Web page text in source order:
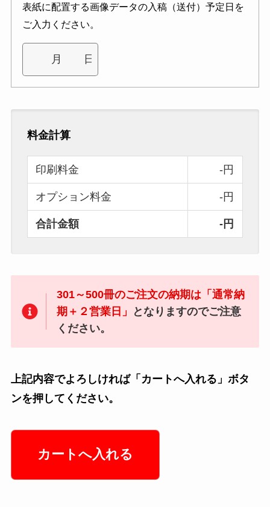
表紙に配置する画像データの入稿（送付）予定日を
ご入力ください。
料金計算
印刷料金 -円
オプション料金 -円
合計金額 -円
301～500冊のご注文の納期は「通常納
期＋２営業日」
となりますのでご注意
ください。
上記内容でよろしければ「カートへ入れる」ボタ
ンを押してください。